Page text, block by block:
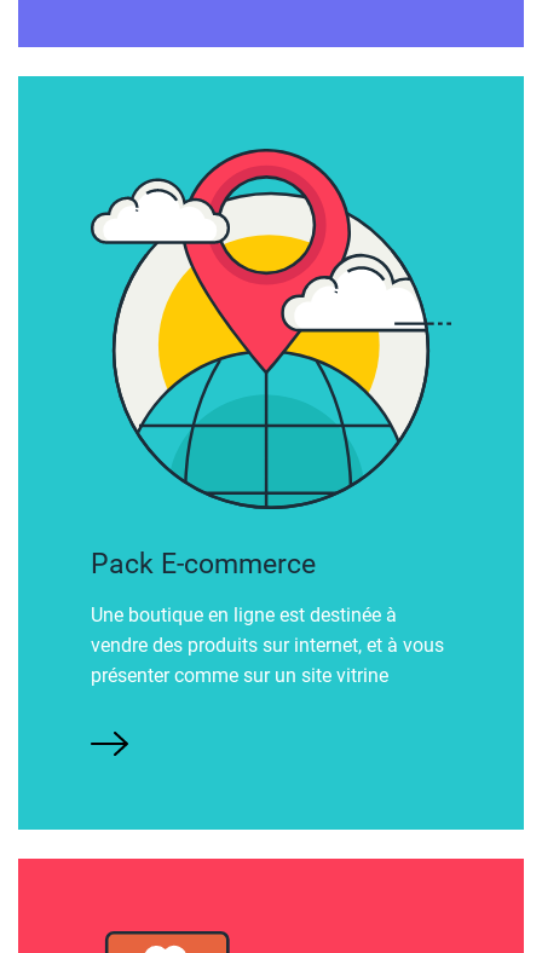
Pack E-commerce
Une boutique en ligne est destinée à
vendre des produits sur internet, et à vous
présenter comme sur un site vitrine